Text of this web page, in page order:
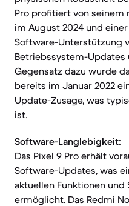
Pro profitiert von seinem
im August 2024 und
Software-Unterstützung
Betriebssystem-Updates
Gegensatz dazu wurde
bereits im Januar 2022
Update-Zusage, was
ist.
Software-Langlebigkeit:
Das Pixel 9 Pro erhält
Software-Updates, was
aktuellen Funktionen
ermöglicht. Das Redmi